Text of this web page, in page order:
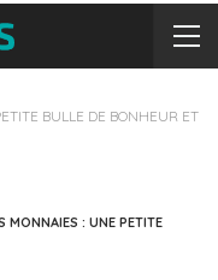
BULLE DE BONHEUR ET
: UNE PETITE